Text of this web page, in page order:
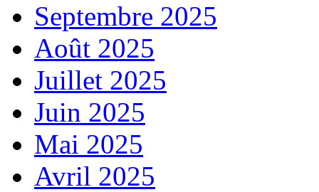
Septembre 2025
Août 2025
Juillet 2025
Juin 2025
Mai 2025
Avril 2025